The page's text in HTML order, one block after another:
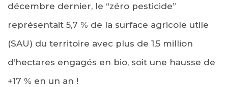
décembre dernier, le “zéro pesticide”
représentait 5,7 % de la surface agricole utile
(SAU) du territoire avec plus de 1,5 million
d’hectares engagés en bio, soit une hausse de
+17 % en un an !